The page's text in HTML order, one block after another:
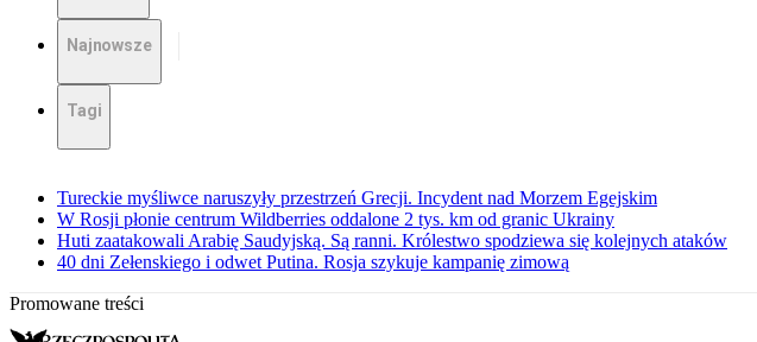
Najnowsze
Tagi
Tureckie myśliwce naruszyły przestrzeń Grecji. Incydent nad Morzem Egejskim
W Rosji płonie centrum Wildberries oddalone 2 tys. km od granic Ukrainy
Huti zaatakowali Arabię Saudyjską. Są ranni. Królestwo spodziewa się kolejnych ataków
40 dni Zełenskiego i odwet Putina. Rosja szykuje kampanię zimową
Promowane treści